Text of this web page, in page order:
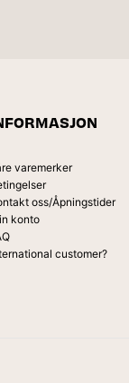
varemerker
oss/Åpningstider
konto
customer?